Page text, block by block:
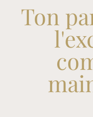
Ton